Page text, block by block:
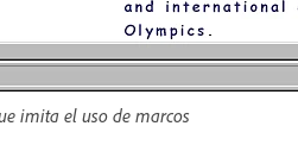
imita el uso de marcos